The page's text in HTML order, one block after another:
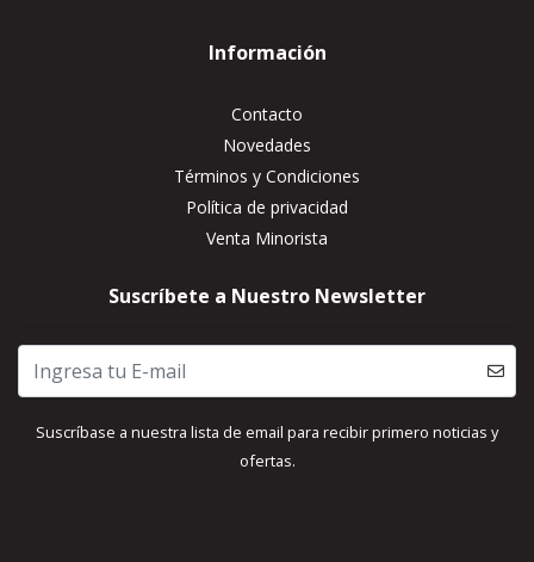
Información
Contacto
Novedades
Términos y Condiciones
Política de privacidad
Venta Minorista
Suscríbete a Nuestro Newsletter
Suscríbase a nuestra lista de email para recibir primero noticias y
ofertas.